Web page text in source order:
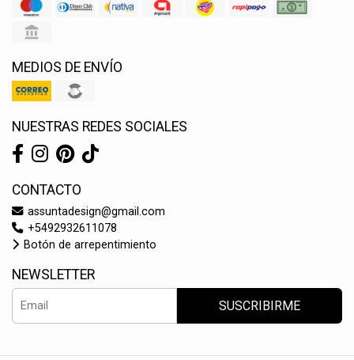
MEDIOS DE ENVÍO
NUESTRAS REDES SOCIALES
CONTACTO
assuntadesign@gmail.com
+5492932611078
Botón de arrepentimiento
NEWSLETTER
SUSCRIBIRME